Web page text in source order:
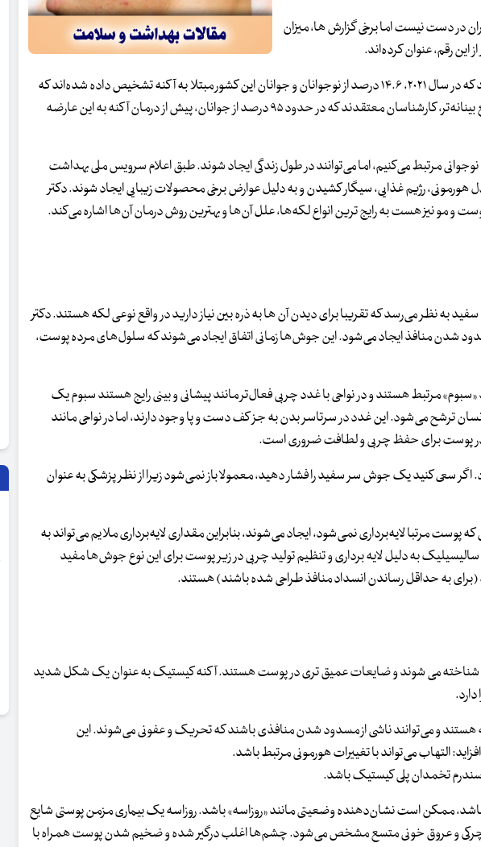
در دست نیست اما برخی گزارش ها، میزان
به نوشته روزنامه سان، مجله بریتانیایی «پوست» نشان می دهد که در سال ۲۰۲۱، ۱۴.۶ درصد از نوجوانان و جوانان این کشور مبتلا به آکنه تشخیص داده شده‌اند که
۷.۴ درصد نسبت به سال ۱۹۹۰ افزایش داشته است. به‌طور واقع بینانه‌تر، کارشناسان معتقدند که در حدود ۹۵ درصد از جوانان، پیش از درمان آکنه به این عارضه
مرتبط می‌کنیم، اما می‌توانند در طول زندگی ایجاد شوند. طبق اعلام سرویس ملی بهداشت
هورمونی، رژیم غذایی، سیگار کشیدن و به دلیل عوارض برخی محصولات زیبایی ایجاد شوند. دکتر
هست به رایج ترین انواع لکه‌ها، علل آن‌ها و بهترین روش درمان آن‌ها اشاره می‌کند.
نظر می‌رسد که تقریبا برای دیدن آن ها به ذره بین نیاز دارید در واقع نوعی لکه هستند. دکتر
منافذ ایجاد می‌شود. این جوش‌ها زمانی اتفاق ایجاد می‌شوند که سلول‌های مرده پوست،
مرتبط هستند و در نواحی با غدد چربی فعال‌تر مانند پیشانی و بینی رایج هستند سبوم یک
می‌شود. این غدد در سرتاسر بدن به جز کف دست و پا وجود دارند، اما در نواحی مانند
پوست برای حفظ چربی و لطافت ضروری است.
کنید یک جوش سر سفید را فشار دهید، معمولا باز نمی‌شود زیرا از نظر پزشکی به عنوان
مرتبا لایه‌برداری نمی‌شود، ایجاد می‌شوند، بنابراین مقداری لایه‌برداری ملایم می‌تواند به
به دلیل لایه برداری و تنظیم تولید چربی در زیر پوست برای این نوع جوش‌ها مفید
(برای به حداقل رساندن انسداد منافذ طراحی شده باشند) هستند.
می شوند و ضایعات عمیق تری در پوست هستند. آکنه کیستیک به عنوان یک شکل شدید
و می‌توانند ناشی از مسدود شدن منافذی باشند که تحریک و عفونی می‌شوند. این
التهاب می‌تواند با تغییرات هورمونی مرتبط باشد.
سندرم تخمدان پلی کیستیک باشد.
ممکن است نشان‌دهنده وضعیتی مانند «روزاسه» باشد. روزاسه یک بیماری مزمن پوستی شایع
چرکی و عروق خونی متسع مشخص می‌شود. چشم‌ها اغلب درگیر شده و ضخیم شدن پوست همراه با